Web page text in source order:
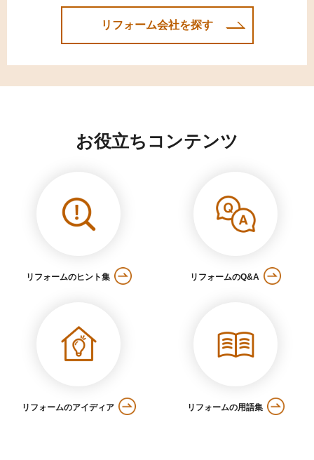
リフォーム会社を探す
お役立ちコンテンツ
リフォームのヒント集 リフォームのQ&A
リフォームのアイディア リフォームの用語集